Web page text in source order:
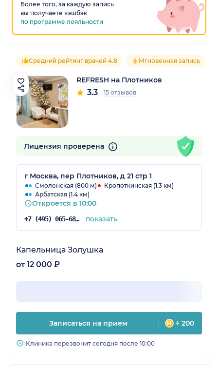
Более того, за каждую запись
вы получаете кэшбэк
по программе лояльности
Средний рейтинг врачей 4.8 Мгновенная запись
REFRESH на Плотников
3.3 15 отзывов
Лицензия проверена
г Москва, пер Плотников, д 21 стр 1
Смоленская (800 м)
Кропоткинская (1.3 км)
Арбатская (1.4 км)
Откроется в 10:00
+7 (495) 065-68-41 показать
Капельница Золушка
от 12 000 ₽
Записаться на прием + 200
Клиника перезвонит сегодня после 10:00